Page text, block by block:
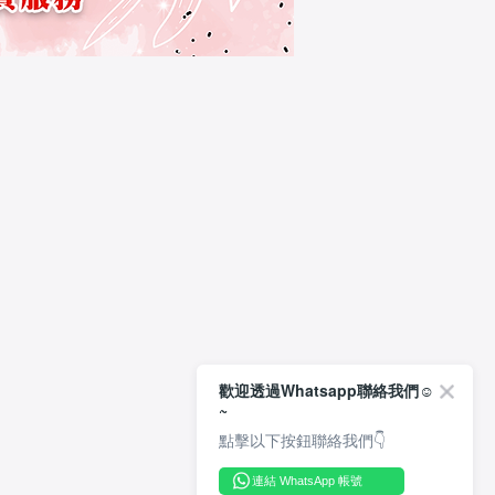
歡迎透過Whatsapp聯絡我們☺️
~
點擊以下按鈕聯絡我們👇
連結 WhatsApp 帳號